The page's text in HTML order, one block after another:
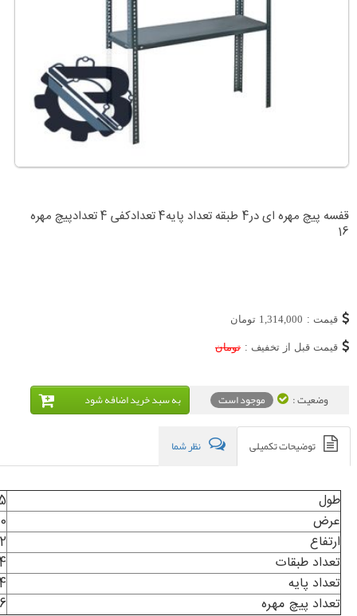
قفسه پیچ مهره ای در4 طبقه تعداد پایه4 تعدادکفی 4 تعدادپیچ مهره
16
قیمت : 1,314,000 تومان
قیمت قبل از تخفیف : تومان
وضعیت : موجود است به سبد خريد اضافه شود
توضیحات تکمیلی نظر شما
طول
عرض
ارتفاع
2
تعداد طبقات
تعداد پایه
تعداد پیچ مهره